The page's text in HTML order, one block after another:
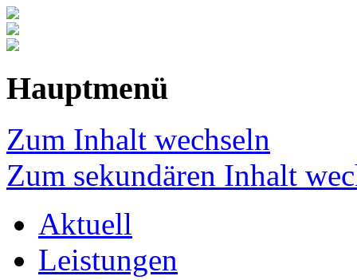
Hauptmenü
Zum Inhalt wechseln
Zum sekundären Inhalt
Aktuell
Leistungen